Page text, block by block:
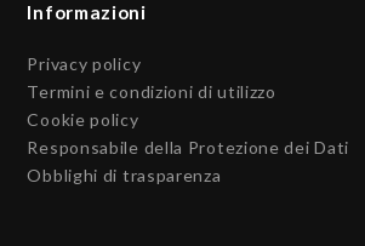
Informazioni
Privacy policy
Termini e condizioni di utilizzo
Cookie policy
Responsabile della Protezione dei Dati
Obblighi di trasparenza